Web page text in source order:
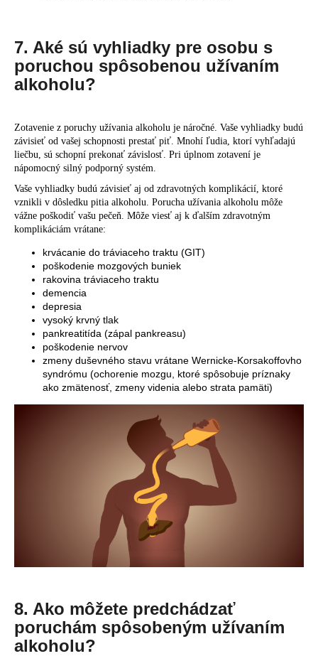
7. Aké sú vyhliadky pre osobu s
poruchou spôsobenou užívaním
alkoholu?
Zotavenie z poruchy užívania alkoholu je náročné. Vaše vyhliadky budú
závisieť od vašej schopnosti prestať piť. Mnohí ľudia, ktorí vyhľadajú
liečbu, sú schopní prekonať závislosť. Pri úplnom zotavení je
nápomocný silný podporný systém.
Vaše vyhliadky budú závisieť aj od zdravotných komplikácií, ktoré
vznikli v dôsledku pitia alkoholu. Porucha užívania alkoholu môže
vážne poškodiť vašu pečeň. Môže viesť aj k ďalším zdravotným
komplikáciám vrátane:
krvácanie do tráviaceho traktu (GIT)
poškodenie mozgových buniek
rakovina tráviaceho traktu
demencia
depresia
vysoký krvný tlak
pankreatitída (zápal pankreasu)
poškodenie nervov
zmeny duševného stavu vrátane Wernicke-Korsakoffovho
syndrómu (ochorenie mozgu, ktoré spôsobuje príznaky
ako zmätenosť, zmeny videnia alebo strata pamäti)
8. Ako môžete predchádzať
poruchám spôsobeným užívaním
alkoholu?